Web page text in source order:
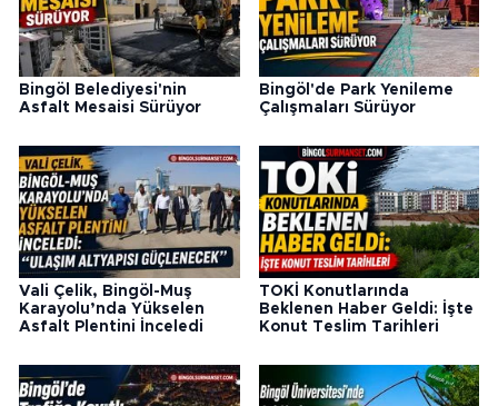
Bingöl Belediyesi'nin
Asfalt Mesaisi Sürüyor
Bingöl'de Park Yenileme
Çalışmaları Sürüyor
Vali Çelik, Bingöl-Muş
Karayolu’nda Yükselen
Asfalt Plentini İnceledi
TOKİ Konutlarında
Beklenen Haber Geldi: İşte
Konut Teslim Tarihleri